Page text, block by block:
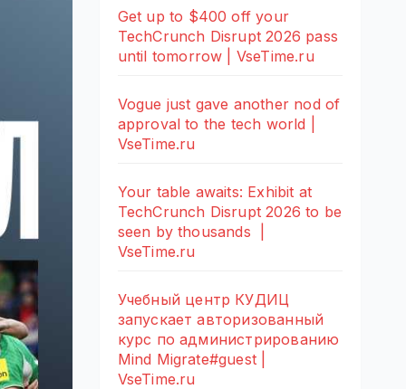
Get up to $400 off your
TechCrunch Disrupt 2026 pass
until tomorrow | VseTime.ru
Vogue just gave another nod of
approval to the tech world |
VseTime.ru
Your table awaits: Exhibit at
TechCrunch Disrupt 2026 to be
seen by thousands |
VseTime.ru
Учебный центр КУДИЦ
запускает авторизованный
курс по администрированию
Mind Migrate#guest |
VseTime.ru